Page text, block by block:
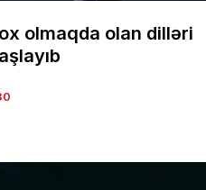
olmaqda olan dilləri